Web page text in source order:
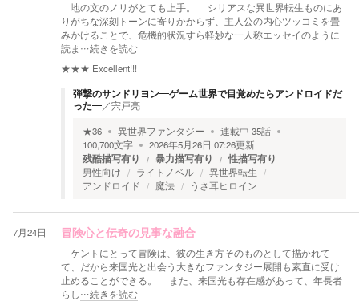
地の文のノリがとても上手。 シリアスな異世界転生ものにあ
りがちな深刻トーンに寄りかからず、主人公の内心ツッコミを畳
みかけることで、危機的状況すら軽妙な一人称エッセイのように
読ま …続きを読む
★★★ Excellent!!!
弾撃のサンドリヨン―ゲーム世界で目覚めたらアンドロイドだ
った―／宍戸亮
★36 異世界ファンタジー 連載中 35話
100,700文字 2026年5月26日 07:26更新
残酷描写有り 暴力描写有り 性描写有り
男性向け ライトノベル
異世界転生
アンドロイド
魔法 うさ耳ヒロイン
7月24日 冒険心と伝奇の見事な融合
ケントにとって冒険は、彼の生き方そのものとして描かれて
て、だから来国光と出会う大きなファンタジー展開も素直に受け
止めることができる。 また、来国光も存在感があって、年長者
らし…続きを読む